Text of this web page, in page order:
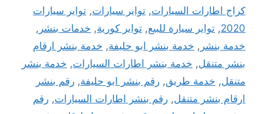
كراج اطارات السيارات, تواير سيارات, تواير سيارات
2020
, تواير سيارة للبيع, تواير كورية, خدمات بنشر ,
خدمة بنشر , خدمة بنشر ابو حليفة, خدمة بنشر ارقام
بنشر متنقل, خدمة بنشر اطارات السيارات, خدمة بنشر
متنقل, خدمة طريق, رقم بنشر ابو حليفة, رقم بنشر
ارقام بنشر متنقل, رقم بنشر اطارات السيارات, رقم